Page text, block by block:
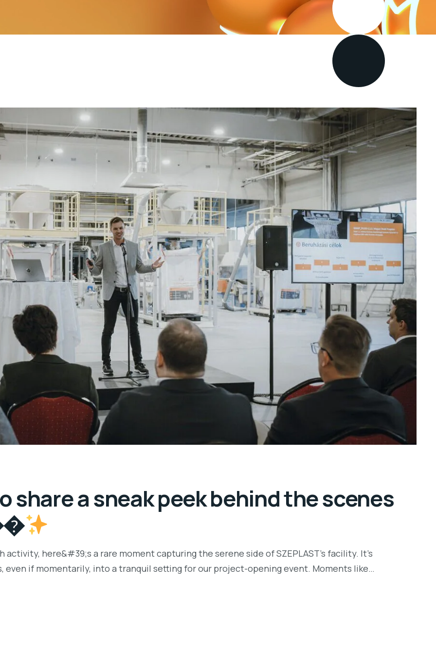
a sneak peek behind the scenes
here&#39;s a rare moment capturing the serene side of SZEPLAST’s facility. It’s
even if momentarily, into a tranquil setting for our project-opening event. Moments like…